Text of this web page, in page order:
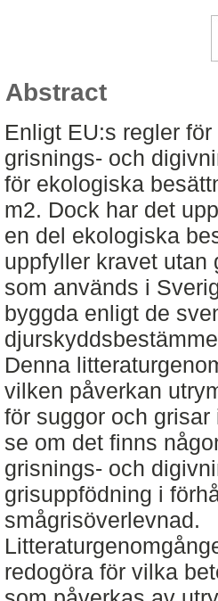
Abstract
Enligt EU:s regler
grisnings- och
för ekologiska
m2. Dock har det
en del ekologiska
uppfyller kravet utan
som används i
byggda enligt de
Denna
vilken påverkan
för suggor och
se om det finns
grisnings- och
grisuppfödning i
smågrisöverlevnad.
redogöra för vilka